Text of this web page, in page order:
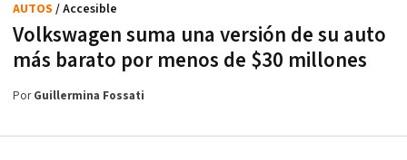
Volkswagen suma una versión de su auto
más barato por menos de $30 millones
AUTOS / Accesible
PorGuillermina Fossati